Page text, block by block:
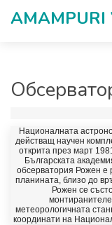
AMAMPURI
Националната
действащ научен
открита през март
Българската
обсерватория Рожен е
планината, близо до
Рожен се
метеорологичната
координати на